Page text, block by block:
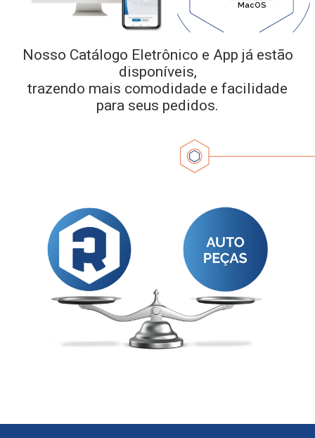
MacOS
Nosso Catálogo Eletrônico e App já estão
disponíveis,
trazendo mais comodidade e facilidade
para seus pedidos.